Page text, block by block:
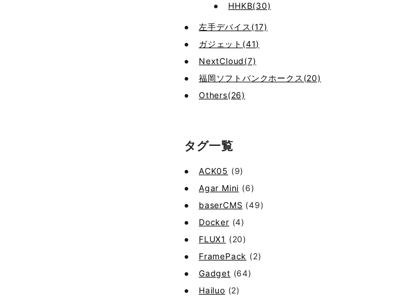
HHKB(30)
左手デバイス(17)
ガジェット(41)
NextCloud(7)
福岡ソフトバンクホークス(20)
Others(26)
タグ一覧
ACK05 (9)
Agar Mini (6)
baserCMS (49)
Docker (4)
FLUX1 (20)
FramePack (2)
Gadget (64)
Hailuo (2)